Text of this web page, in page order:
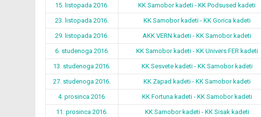
15. listopada 2016. KK Samobor kadeti - KK Podsused kadeti
23. listopada 2016. KK Samobor kadeti - KK Gorica kadeti
29. listopada 2016. AKK VERN kadeti - KK Samobor kadeti
6. studenoga 2016. KK Samobor kadeti - KK Univers FER kadeti
13. studenoga 2016. KK Sesvete kadeti - KK Samobor kadeti
27. studenoga 2016. KK Zapad kadeti - KK Samobor kadeti
4. prosinca 2016. KK Fortuna kadeti - KK Samobor kadeti
11. prosinca 2016. KK Samobor kadeti - KK Sisak kadeti